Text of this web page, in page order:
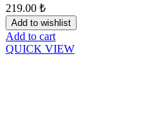
219.00 ₺
Add to wishlist
Add to cart
QUICK VIEW